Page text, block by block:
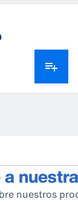
nuestros